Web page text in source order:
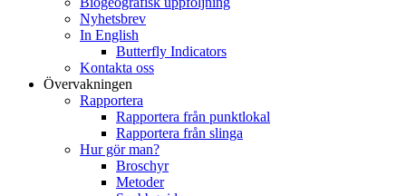
Nyhetsbrev
In English
Butterfly Indicators
Kontakta oss
Övervakningen
Rapportera
Rapportera från punktlokal
Rapportera från slinga
Hur gör man?
Broschyr
Metoder